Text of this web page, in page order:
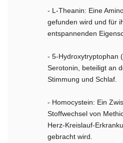
- L-Theanin: Eine
gefunden wird und für
entspannenden
- 5-Hydroxytryptophan
Serotonin, beteiligt an
Stimmung und Schlaf.
- Homocystein: Ein
Stoffwechsel von
Herz-Kreislauf-
gebracht wird.